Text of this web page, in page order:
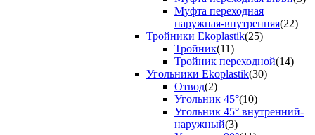
Муфта переходная
наружная-внутренняя(22)
Тройники Ekoplastik(25)
Тройник(11)
Тройник переходной(14)
Угольники Ekoplastik(30)
Отвод(2)
Угольник 45°(10)
Угольник 45° внутренний-
наружный(3)